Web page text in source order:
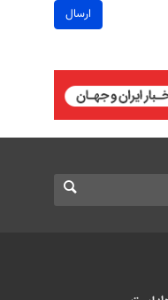
ارسال